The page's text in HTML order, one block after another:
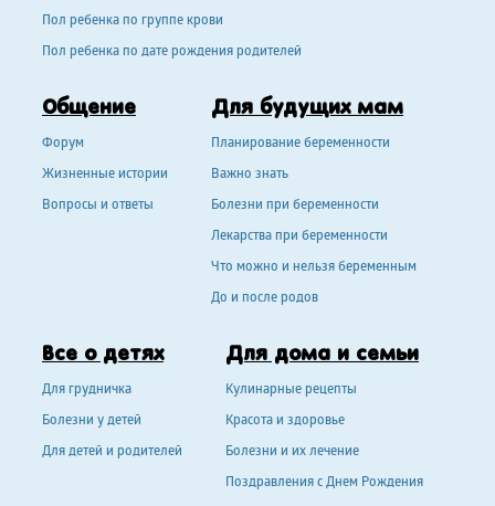
Пол ребенка по группе крови
Пол ребенка по дате рождения родителей
Общение
Форум
Жизненные истории
Вопросы и ответы
Для будущих мам
Планирование беременности
Важно знать
Болезни при беременности
Лекарства при беременности
Что можно и нельзя беременным
До и после родов
Все о детях
Для грудничка
Болезни у детей
Для детей и родителей
Для дома и семьи
Кулинарные рецепты
Красота и здоровье
Болезни и их лечение
Поздравления с Днем Рождения